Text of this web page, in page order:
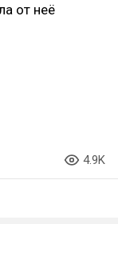
от неё
4.9K